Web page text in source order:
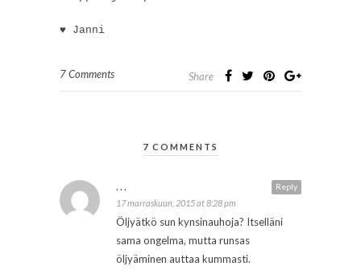
♥ Janni
7 Comments Share
7 COMMENTS
Reply
...
17 marraskuun, 2015 at 8:28 pm
Öljyätkö sun kynsinauhoja? Itselläni
sama ongelma, mutta runsas
öljyäminen auttaa kummasti.